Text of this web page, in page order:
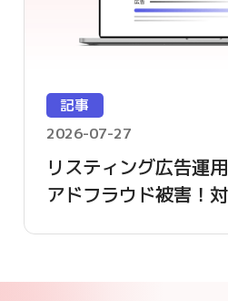
記事
2026-07-27
リスティング広告運
アドフラウド被害！